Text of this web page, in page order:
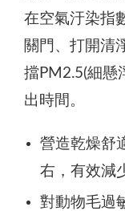
在空氣汙染指
關門、打開清
擋PM2.5(細懸
出時間。
營造乾燥舒
右，有效減
對動物毛過